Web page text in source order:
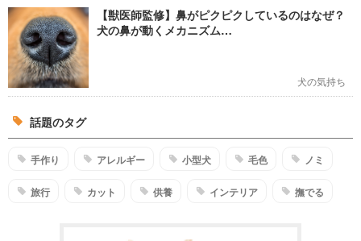
【獣医師監修】鼻がピクピクしているのはなぜ？
犬の鼻が動くメカニズム…
犬の気持ち
話題のタグ
手作り アレルギー 小型犬 毛色 ノミ
旅行 カット 供養 インテリア 撫でる